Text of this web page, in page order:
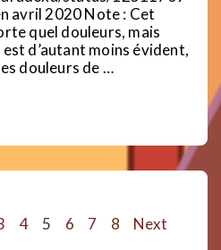
avril 2020 Note : Cet
quel douleurs, mais
d’autant moins évident,
douleurs de …
4 5 6 7 8 Next